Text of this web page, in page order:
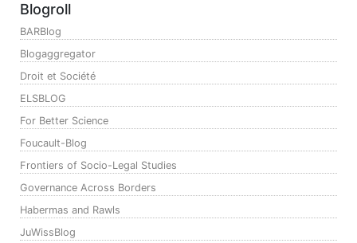
Blogroll
BARBlog
Blogaggregator
Droit et Société
ELSBLOG
For Better Science
Foucault-Blog
Frontiers of Socio-Legal Studies
Governance Across Borders
Habermas and Rawls
JuWissBlog